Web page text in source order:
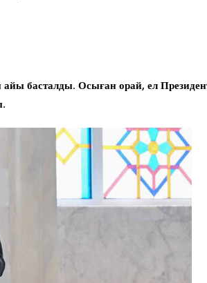
басталды. Осыған орай, ел